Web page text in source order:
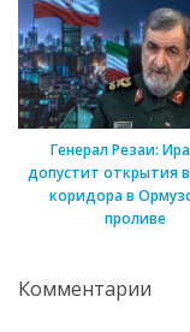
Генерал Резаи:
допустит открытия
коридора в
проливе
Комментарии